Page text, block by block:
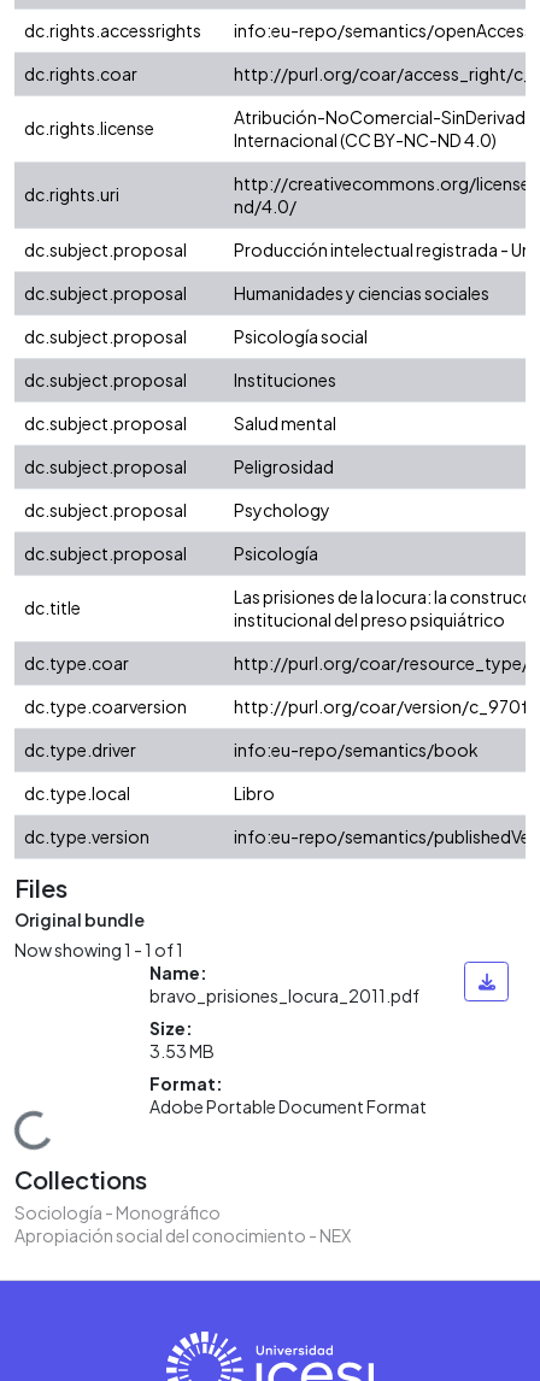
dc.rights.accessrights
info:eu-repo/semantics/openAccess
dc.rights.coar
http://purl.org/coar/access_right/
dc.rights.license
Atribución-NoComercial-
Internacional (CC BY-NC-ND 4.0)
dc.rights.uri
http://creativecommons.org/
nd/4.0/
dc.subject.proposal
Producción intelectual registrada -
dc.subject.proposal
Humanidades y ciencias sociales
dc.subject.proposal
Psicología social
dc.subject.proposal
Instituciones
dc.subject.proposal
Salud mental
dc.subject.proposal
Peligrosidad
dc.subject.proposal
Psychology
dc.subject.proposal
Psicología
dc.title
Las prisiones de la locura: la
institucional del preso psiquiátrico
dc.type.coar
http://purl.org/coar/resource_type/
dc.type.coarversion
http://purl.org/coar/version/
dc.type.driver
info:eu-repo/semantics/book
dc.type.local
Libro
dc.type.version
info:eu-repo/semantics/
Files
Original bundle
Now showing1 - 1 of 1
Loading...
Name:
bravo_prisiones_locura_2011.pdf
Size:
3.53 MB
Format:
Adobe Portable Document Format
Collections
Sociología - Monográfico
Apropiación social del conocimiento - NEX